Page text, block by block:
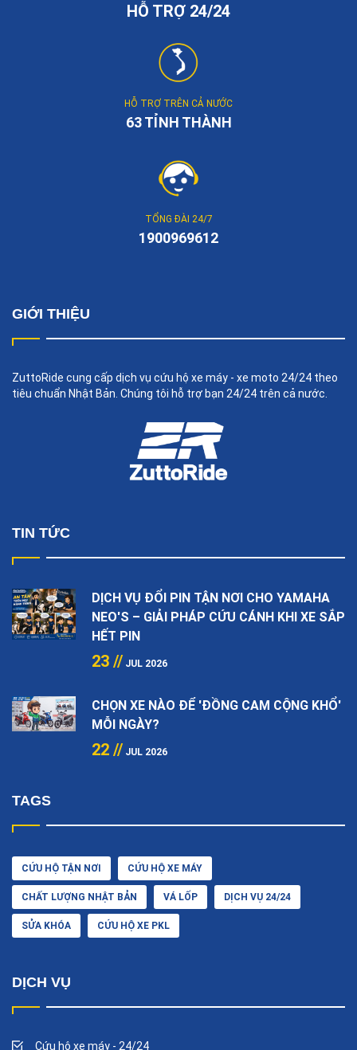
HỖ TRỢ 24/24
HỖ TRỢ TRÊN CẢ NƯỚC
63 TỈNH THÀNH
TỔNG ĐÀI 24/7
1900969612
GIỚI THIỆU
ZuttoRide cung cấp dịch vụ cứu hộ xe máy - xe moto 24/24 theo
tiêu chuẩn Nhật Bản. Chúng tôi hỗ trợ bạn 24/24 trên cả nước.
TIN TỨC
DỊCH VỤ ĐỔI PIN TẬN NƠI CHO YAMAHA
NEO'S – GIẢI PHÁP CỨU CÁNH KHI XE SẮP
HẾT PIN
23 // JUL 2026
CHỌN XE NÀO ĐỂ 'ĐỒNG CAM CỘNG KHỔ'
MỖI NGÀY?
22 // JUL 2026
TAGS
CỨU HỘ TẬN NƠI CỨU HỘ XE MÁY
CHẤT LƯỢNG NHẬT BẢN VÁ LỐP DỊCH VỤ 24/24
SỬA KHÓA CỨU HỘ XE PKL
DỊCH VỤ
Cứu hộ xe máy - 24/24